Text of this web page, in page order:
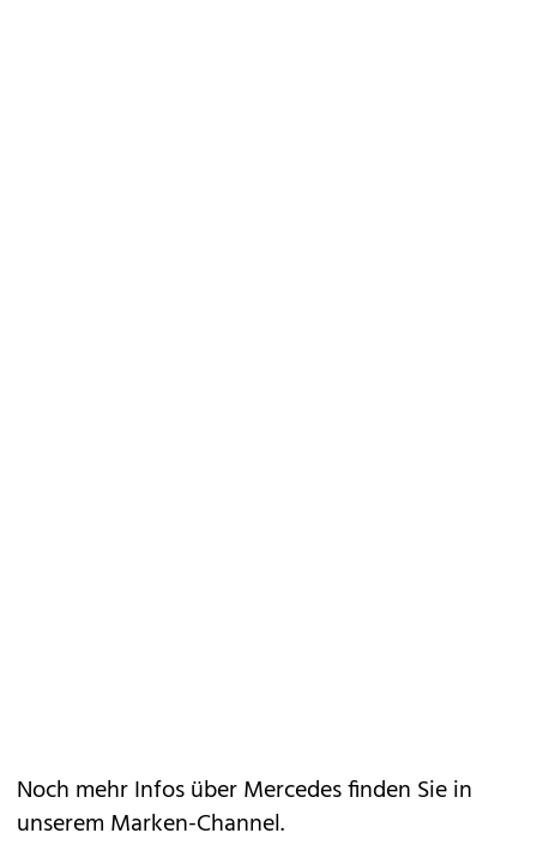
Noch mehr Infos über Mercedes finden Sie in
unserem Marken-Channel.